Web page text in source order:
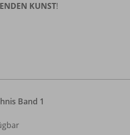
KUNST!
Band 1